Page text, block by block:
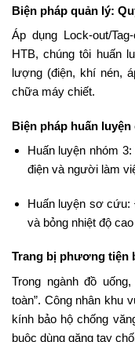
Biện pháp quản lý:
Áp dụng Lock-out/
HTB, chúng tôi huấn
lượng (điện, khí nén,
chữa máy chiết.
Biện pháp huấn
Huấn luyện nhóm
điện và người làm
Huấn luyện sơ cứu:
và bỏng nhiệt độ
Trang bị phương tiện
Trong ngành đồ
toàn”. Công nhân khu
kính bảo hộ chống
buộc dùng găng tay